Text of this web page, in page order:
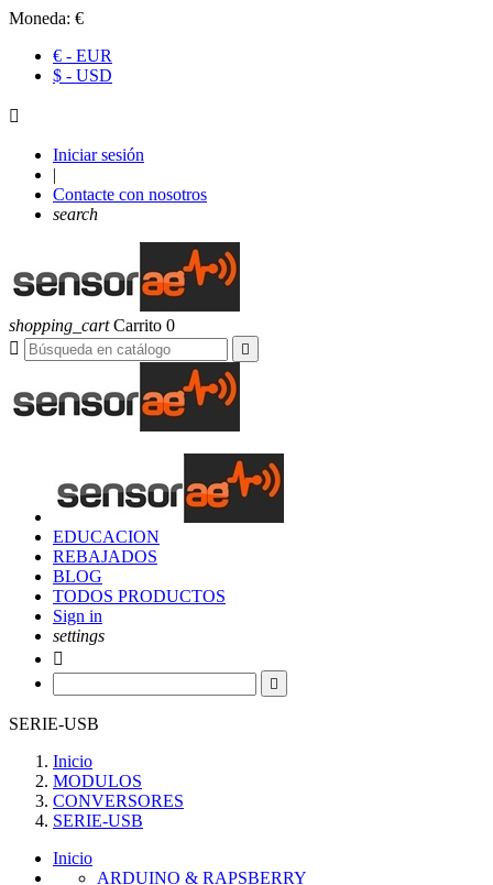
Moneda: €
€ - EUR
$ - USD

Iniciar sesión
|
Contacte con nosotros
search
shopping_cart Carrito 0


EDUCACION
REBAJADOS
BLOG
TODOS PRODUCTOS
Sign in
settings


SERIE-USB
Inicio
MODULOS
CONVERSORES
SERIE-USB
Inicio
ARDUINO & RAPSBERRY